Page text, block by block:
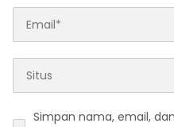
Simpan nama, email,